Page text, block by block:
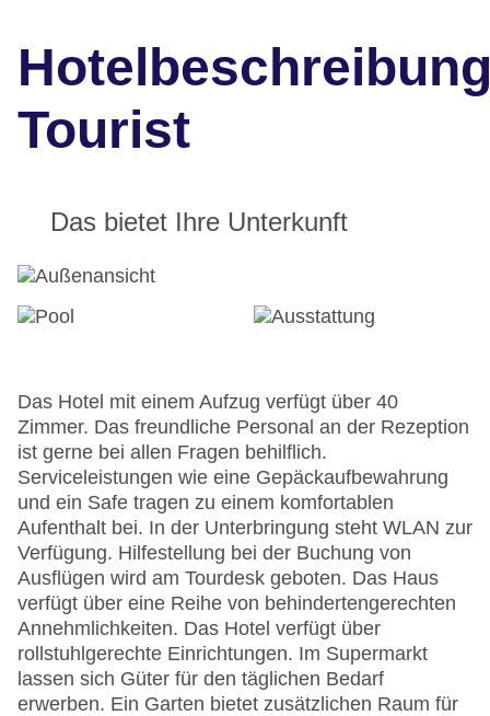
Tourist
Das bietet Ihre Unterkunft
Das Hotel mit einem Aufzug verfügt über 40
Zimmer. Das freundliche Personal an der Rezeption
ist gerne bei allen Fragen behilflich.
Serviceleistungen wie eine Gepäckaufbewahrung
und ein Safe tragen zu einem komfortablen
Aufenthalt bei. In der Unterbringung steht WLAN zur
Verfügung. Hilfestellung bei der Buchung von
Ausflügen wird am Tourdesk geboten. Das Haus
verfügt über eine Reihe von behindertengerechten
Annehmlichkeiten. Das Hotel verfügt über
rollstuhlgerechte Einrichtungen. Im Supermarkt
lassen sich Güter für den täglichen Bedarf
erwerben. Ein Garten bietet zusätzlichen Raum für